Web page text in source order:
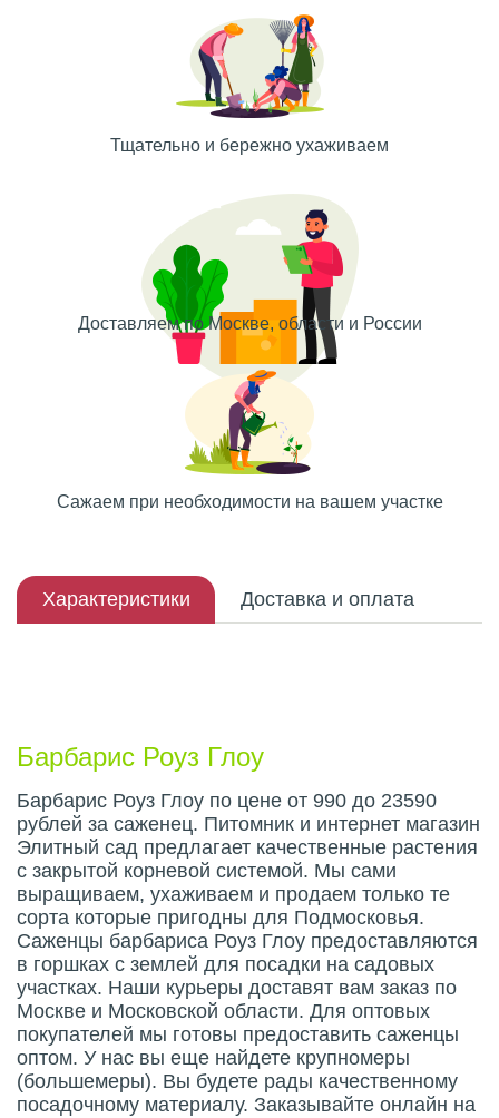
Тщательно и бережно ухаживаем
Доставляем по Москве, области и России
Сажаем при необходимости на вашем участке
Характеристики Доставка и оплата
Барбарис Роуз Глоу
Барбарис Роуз Глоу по цене от 990 до 23590
рублей за саженец. Питомник и интернет магазин
Элитный сад предлагает качественные растения
с закрытой корневой системой. Мы сами
выращиваем, ухаживаем и продаем только те
сорта которые пригодны для Подмосковья.
Саженцы барбариса Роуз Глоу предоставляются
в горшках с землей для посадки на садовых
участках. Наши курьеры доставят вам заказ по
Москве и Московской области. Для оптовых
покупателей мы готовы предоставить саженцы
оптом. У нас вы еще найдете крупномеры
(большемеры). Вы будете рады качественному
посадочному материалу. Заказывайте онлайн на